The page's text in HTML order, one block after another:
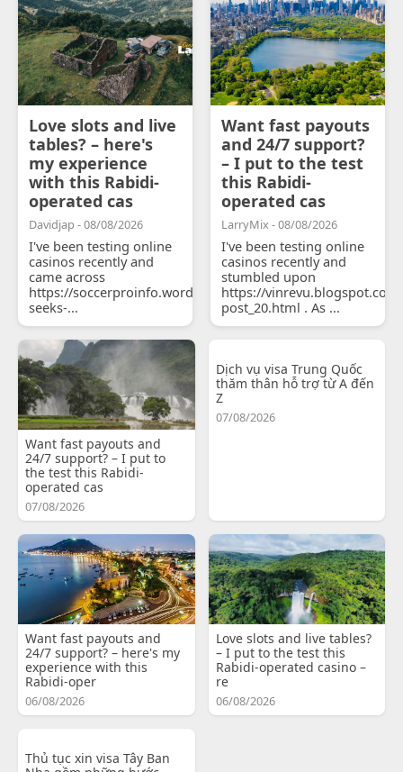
Love slots and live
tables? – here's
my experience
with this Rabidi-
operated cas
Davidjap - 08/08/2026
I've been testing online
casinos recently and
came across
https://soccerproinfo.wordpress.com/2026/07/11/courtois-
seeks-...
Want fast payouts
and 24/7 support?
– I put to the test
this Rabidi-
operated cas
LarryMix - 08/08/2026
I've been testing online
casinos recently and
stumbled upon
https://
post_20.html . As ...
Want fast payouts and
24/7 support? – I put to
the test this Rabidi-
operated cas
07/08/2026
Dịch vụ visa Trung Quốc
thăm thân hỗ trợ từ A đến
Z
07/08/2026
Want fast payouts and
24/7 support? – here's my
experience with this
Rabidi-oper
06/08/2026
Love slots and live tables?
– I put to the test this
Rabidi-operated casino –
re
06/08/2026
Thủ tục xin visa Tây Ban